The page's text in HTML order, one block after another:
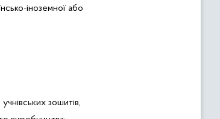
іноземної або
зошитів,